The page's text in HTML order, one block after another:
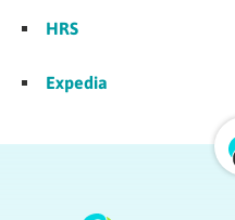
HRS
Expedia